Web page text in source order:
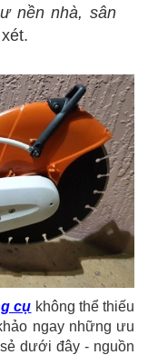
nền nhà, sân
cụ không thể thiếu
ngay những ưu
dưới đây - nguồn